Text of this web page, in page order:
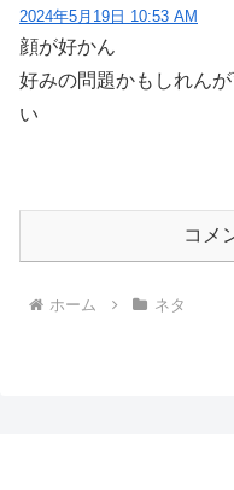
2024年5月19日 10:53 AM
顔が好かん
好みの問題かもしれん
い
コメ
ホーム ネタ